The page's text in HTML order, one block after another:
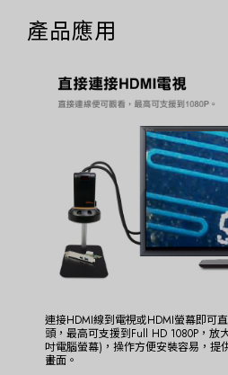
產品應用
連接HDMI線到電視或HDMI螢幕即可
頭，最高可支援到Full HD 1080P，放
吋電腦螢幕)，操作方便安裝容易，提
畫面。